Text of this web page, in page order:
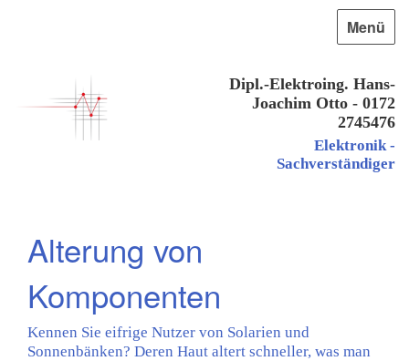
Dipl.-Elektroing. Hans-
Joachim Otto - 0172
2745476
Elektronik -
Sachverständiger
Menü
Alterung von
Komponenten
Kennen Sie eifrige Nutzer von Solarien und
Sonnenbänken? Deren Haut altert schneller, was man